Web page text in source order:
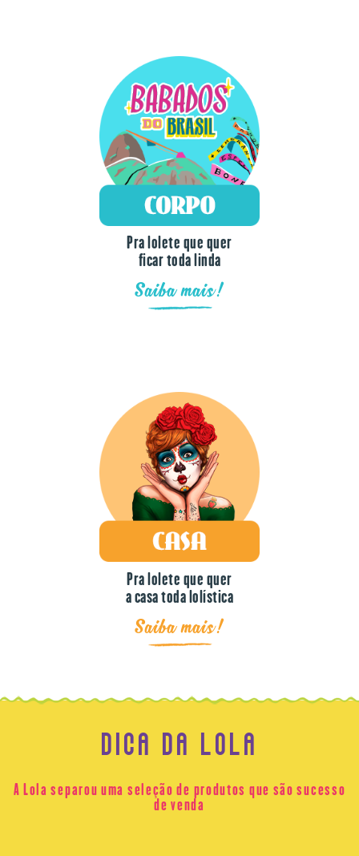
Pra lolete que quer
ficar toda linda
Saiba mais!
Pra lolete que quer
a casa toda lolística
Saiba mais!
DICA DA LOLA
A Lola separou uma seleção de produtos que são sucesso
de venda